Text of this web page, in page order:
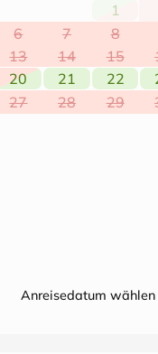
1
6 7 8
13 14 15
20 21 22
27 28 29
Anreisedatum wählen